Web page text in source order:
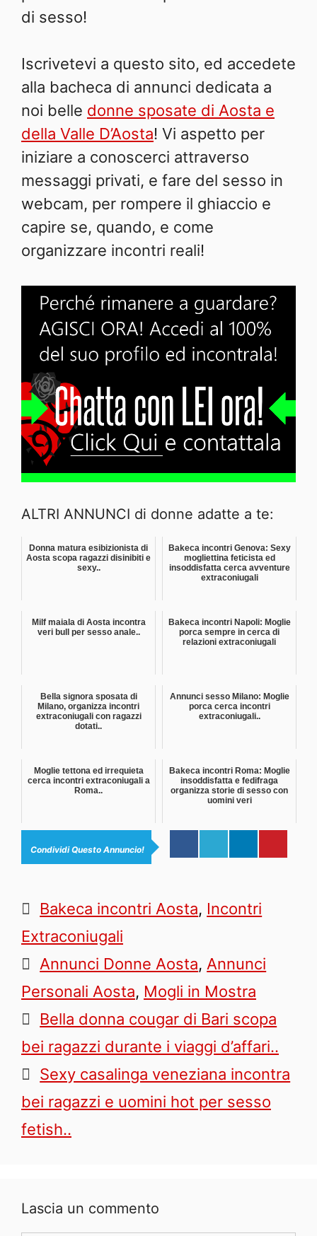
di sesso!
Iscrivetevi a questo sito, ed accedete
alla bacheca di annunci dedicata a
noi belle donne sposate di Aosta e
della Valle D’Aosta! Vi aspetto per
iniziare a conoscerci attraverso
messaggi privati, e fare del sesso in
webcam, per rompere il ghiaccio e
capire se, quando, e come
organizzare incontri reali!
ALTRI ANNUNCI di donne adatte a te:
Donna matura esibizionista di
Aosta scopa ragazzi disinibiti e
sexy..
Bakeca incontri Genova: Sexy
mogliettina feticista ed
insoddisfatta cerca avventure
extraconiugali
Milf maiala di Aosta incontra
veri bull per sesso anale..
Bakeca incontri Napoli: Moglie
porca sempre in cerca di
relazioni extraconiugali
Bella signora sposata di
Milano, organizza incontri
extraconiugali con ragazzi
dotati..
Annunci sesso Milano: Moglie
porca cerca incontri
extraconiugali..
Moglie tettona ed irrequieta
cerca incontri extraconiugali a
Roma..
Bakeca incontri Roma: Moglie
insoddisfatta e fedifraga
organizza storie di sesso con
uomini veri
Condividi Questo Annuncio!
Categorie
Bakeca incontri Aosta, Incontri
Extraconiugali
Tag
Annunci Donne Aosta, Annunci
Personali Aosta, Mogli in Mostra
Bella donna cougar di Bari scopa
bei ragazzi durante i viaggi d’affari..
Sexy casalinga veneziana incontra
bei ragazzi e uomini hot per sesso
fetish..
Lascia un commento